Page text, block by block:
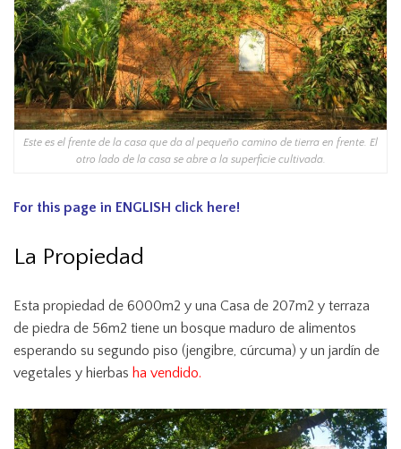
Este es el frente de la casa que da al pequeño camino de tierra en frente. El
otro lado de la casa se abre a la superficie cultivada.
For this page in ENGLISH click here!
La Propiedad
Esta propiedad de 6000m2 y una Casa de 207m2 y terraza
de piedra de 56m2 tiene un bosque maduro de alimentos
esperando su segundo piso (jengibre, cúrcuma) y un jardín de
vegetales y hierbas ha vendido.